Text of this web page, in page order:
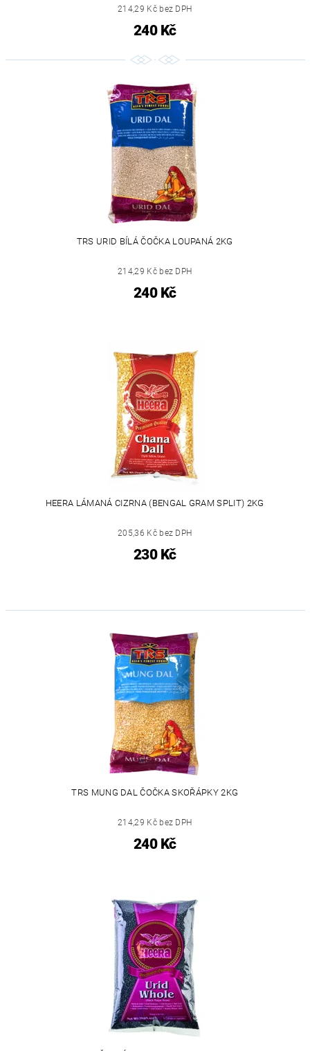
214,29 Kč bez DPH
240 Kč
TRS URID BÍLÁ ČOČKA LOUPANÁ 2KG
214,29 Kč bez DPH
240 Kč
HEERA LÁMANÁ CIZRNA (BENGAL GRAM SPLIT) 2KG
205,36 Kč bez DPH
230 Kč
TRS MUNG DAL ČOČKA SKOŘÁPKY 2KG
214,29 Kč bez DPH
240 Kč